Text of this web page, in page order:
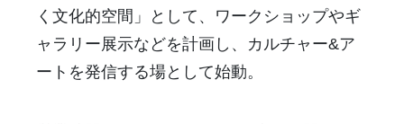
く文化的空間」として、ワークショップやギ
ャラリー展示などを計画し、カルチャー&ア
ートを発信する場として始動。